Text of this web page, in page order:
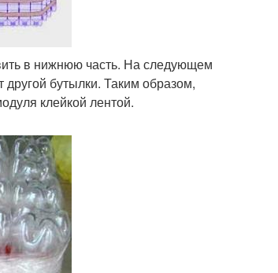
в нижнюю часть. На следующем
бутылки. Таким образом,
клейкой лентой.